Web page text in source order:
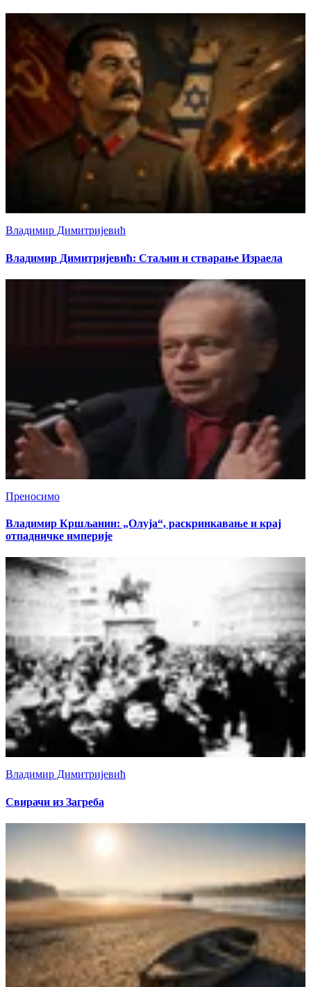
Владимир Димитријевић
Владимир Димитријевић: Стаљин и стварање Израела
Преносимо
Владимир Кршљанин: „Олуја“, раскринкавање и крај
отпадничке империје
Владимир Димитријевић
Свирачи из Загреба